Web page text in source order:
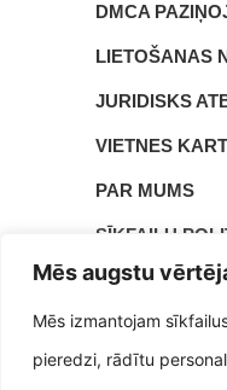
Mēs augstu
Mēs izmantojam
pieredzi, rādītu
DMCA
LIETOŠANAS
JURIDISKS
VIETNES
PAR MUMS
SĪKFAILU
SAZINIETIES
Tiwut.com | © 2026 |